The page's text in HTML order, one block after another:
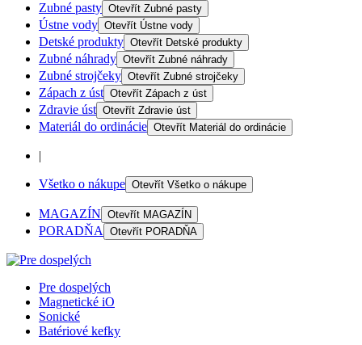
Zubné pasty Otevřít Zubné pasty
Ústne vody Otevřít Ústne vody
Detské produkty Otevřít Detské produkty
Zubné náhrady Otevřít Zubné náhrady
Zubné strojčeky Otevřít Zubné strojčeky
Zápach z úst Otevřít Zápach z úst
Zdravie úst Otevřít Zdravie úst
Materiál do ordinácie Otevřít Materiál do ordinácie
|
Všetko o nákupe Otevřít Všetko o nákupe
MAGAZÍN Otevřít MAGAZÍN
PORADŇA Otevřít PORADŇA
Pre dospelých
Magnetické iO
Sonické
Batériové kefky